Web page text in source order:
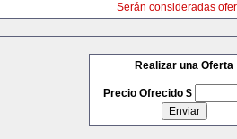
Serán consideradas
Realizar una Oferta
Precio Ofrecido $